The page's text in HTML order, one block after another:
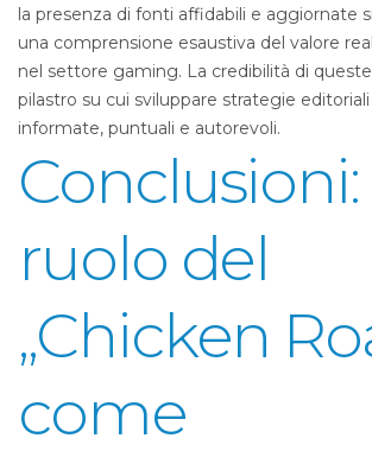
la presenza di fonti affidabili e aggiornate
una comprensione esaustiva del valore
nel settore gaming. La credibilità di
pilastro su cui sviluppare strategie
informate, puntuali e autorevoli.
Conclusioni:
ruolo del
„Chicken
come